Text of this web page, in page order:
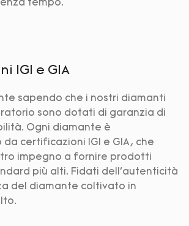
tempo.
IGI e GIA
sapendo che i nostri diamanti
sono dotati di garanzia di
Ogni diamante è
certificazioni IGI e GIA, che
impegno a fornire prodotti
più alti. Fidati dell'autenticità
del diamante coltivato in